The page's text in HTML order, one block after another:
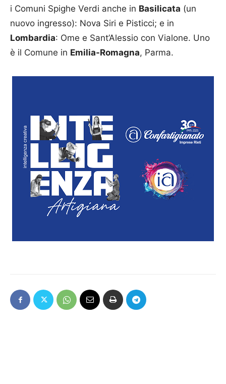
i Comuni Spighe Verdi anche in Basilicata (un
nuovo ingresso): Nova Siri e Pisticci; e in
Lombardia: Ome e Sant’Alessio con Vialone. Uno
è il Comune in Emilia-Romagna, Parma.